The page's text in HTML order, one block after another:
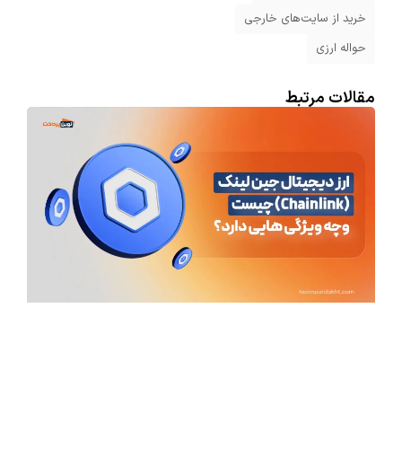
خرید از سایت‌های خارجی
حواله ارزی
مقالات مرتبط